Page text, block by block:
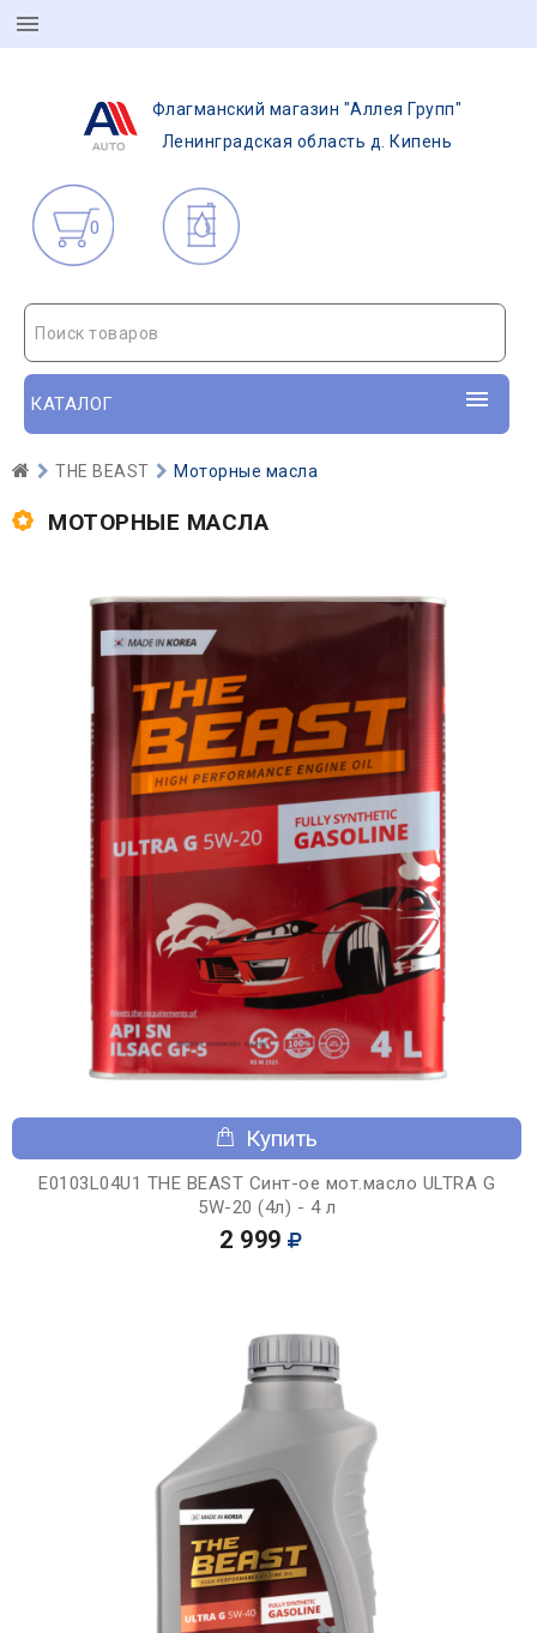
Флагманский магазин "Аллея Групп"
Ленинградская область д. Кипень
0
Поиск товаров
КАТАЛОГ
THE BEAST Моторные масла
МОТОРНЫЕ МАСЛА
Купить
E0103L04U1 THE BEAST Синт-ое мот.масло ULTRA G
5W-20 (4л) - 4 л
2 999